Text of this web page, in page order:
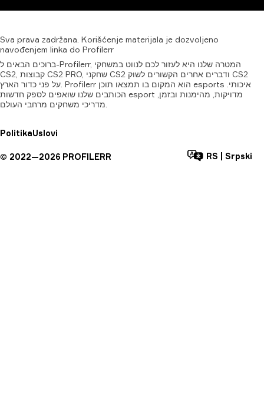
Sva prava zadržana. Korišćenje materijala je dozvoljeno
navođenjem linka do Profilerr
ברוכים הבאים ל-Profilerr, המטרה שלנו היא לעזור לכם לנווט במשחקי
CS2, קבוצות CS2 PRO, שחקני CS2 ודברים אחרים הקשורים לשוק CS2
על פני כדור הארץ. Profilerr הוא המקום בו תמצאו תוכן esports איכותי.
הכותבים שלנו שואפים לספק חדשות esport מדויקות, מהימנות ובזמן,
PolitikaUslovi
© 2022—2026 PROFILERR RS Srpski